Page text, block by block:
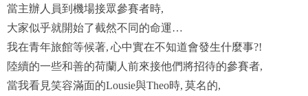
當主辦人員到機場接眾參賽者時,
大家似乎就開始了截然不同的命運…
我在青年旅館等候著, 心中實在不知道會發生什麼事?!
陸續的一些和善的荷蘭人前來接他們將招待的參賽者,
當我看見笑容滿面的Lousie與Theo時, 莫名的,